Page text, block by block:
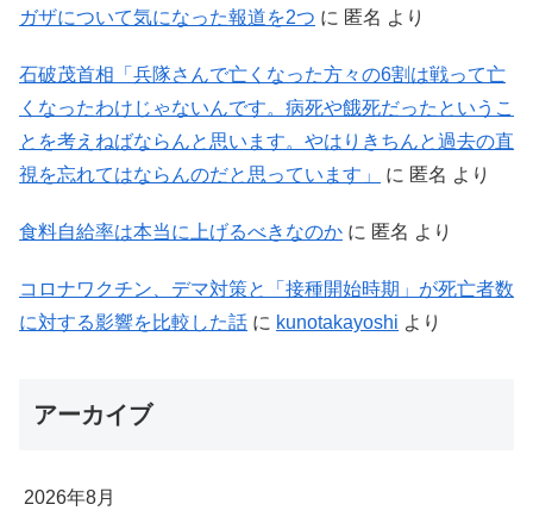
ガザについて気になった報道を2つ に 匿名 より
石破茂首相「兵隊さんで亡くなった方々の6割は戦って亡
くなったわけじゃないんです。病死や餓死だったというこ
とを考えねばならんと思います。やはりきちんと過去の直
視を忘れてはならんのだと思っています」
に 匿名 より
食料自給率は本当に上げるべきなのか に 匿名 より
コロナワクチン、デマ対策と「接種開始時期」が死亡者数
に対する影響を比較した話 に kunotakayoshi より
アーカイブ
2026年8月